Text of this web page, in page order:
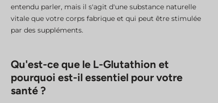
entendu parler, mais il s'agit d'une substance naturelle
vitale que votre corps fabrique et qui peut être stimulée
par des suppléments.
Qu'est-ce que le L-Glutathion et
pourquoi est-il essentiel pour votre
santé ?
Comment prendre du L-Glutathion pour un
soutien immunitaire maximal ?
Qui peut bénéficier des suppléments de L-
Glutathion ?